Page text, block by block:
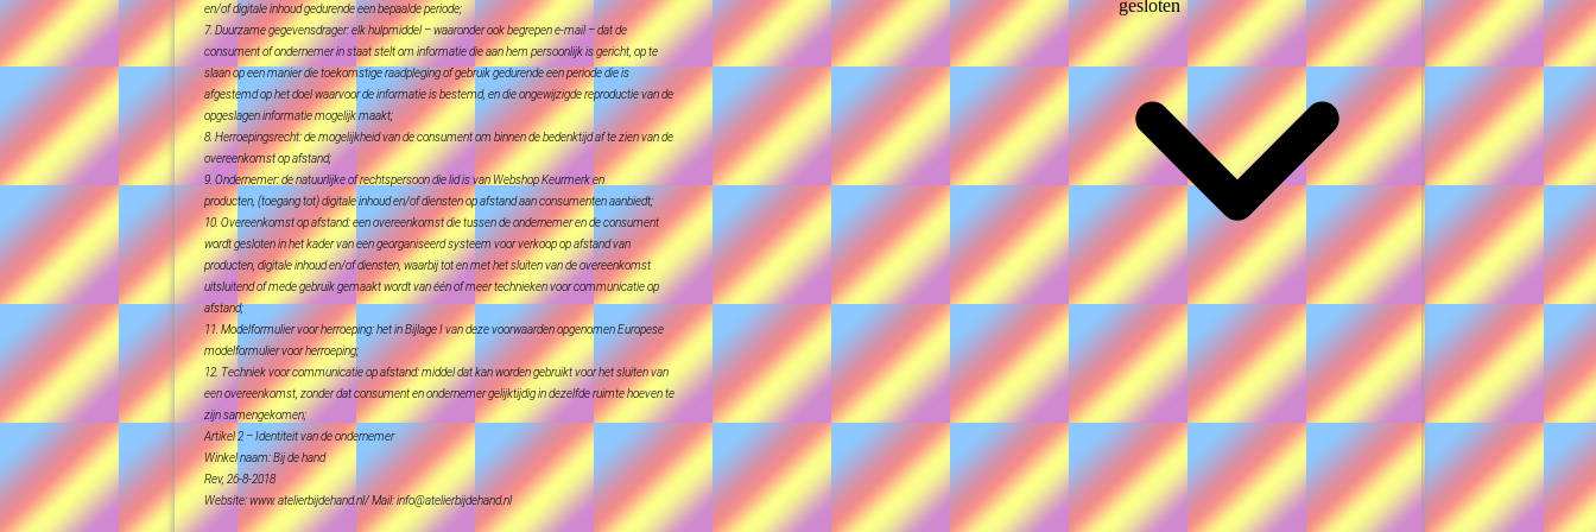
en/of digitale inhoud gedurende een bepaalde periode;
7. Duurzame gegevensdrager: elk hulpmiddel – waaronder ook begrepen e-mail – dat de
consument of ondernemer in staat stelt om informatie die aan hem persoonlijk is gericht, op te
slaan op een manier die toekomstige raadpleging of gebruik gedurende een periode die is
afgestemd op het doel waarvoor de informatie is bestemd, en die ongewijzigde reproductie van de
opgeslagen informatie mogelijk maakt;
8. Herroepingsrecht: de mogelijkheid van de consument om binnen de bedenktijd af te zien van de
overeenkomst op afstand;
9. Ondernemer: de natuurlijke of rechtspersoon die lid is van Webshop Keurmerk en
producten, (toegang tot) digitale inhoud en/of diensten op afstand aan consumenten aanbiedt;
10. Overeenkomst op afstand: een overeenkomst die tussen de ondernemer en de consument
wordt gesloten in het kader van een georganiseerd systeem voor verkoop op afstand van
producten, digitale inhoud en/of diensten, waarbij tot en met het sluiten van de overeenkomst
uitsluitend of mede gebruik gemaakt wordt van één of meer technieken voor communicatie op
afstand;
11. Modelformulier voor herroeping: het in Bijlage I van deze voorwaarden opgenomen Europese
modelformulier voor herroeping;
12. Techniek voor communicatie op afstand: middel dat kan worden gebruikt voor het sluiten van
een overeenkomst, zonder dat consument en ondernemer gelijktijdig in dezelfde ruimte hoeven te
zijn samengekomen;
Artikel 2 – Identiteit van de ondernemer
Winkel naam: Bij de hand
Rev, 26-8-2018
Website: www. atelierbijdehand.nl/ Mail: info@atelierbijdehand.nl
gesloten